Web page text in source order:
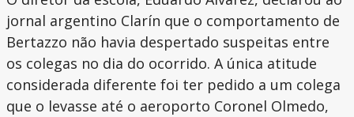
jornal argentino Clarín que o comportamento de
Bertazzo não havia despertado suspeitas entre
os colegas no dia do ocorrido. A única atitude
considerada diferente foi ter pedido a um colega
que o levasse até o aeroporto Coronel Olmedo,